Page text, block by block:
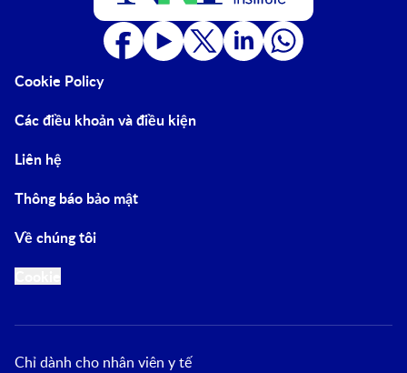
Cookie Policy
Các điều khoản và điều kiện
Liên hệ
Thông báo bảo mật
Về chúng tôi
Chỉ dành cho nhân viên y tế